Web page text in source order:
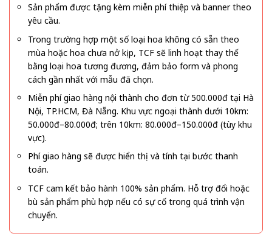
Sản phẩm được tặng kèm miễn phí thiệp và banner theo
yêu cầu.
Trong trường hợp một số loại hoa không có sẵn theo
mùa hoặc hoa chưa nở kịp, TCF sẽ linh hoạt thay thế
bằng loại hoa tương đương, đảm bảo form và phong
cách gần nhất với mẫu đã chọn.
Miễn phí giao hàng nội thành cho đơn từ 500.000đ tại Hà
Nội, TP.HCM, Đà Nẵng. Khu vực ngoại thành dưới 10km:
50.000đ–80.000đ; trên 10km: 80.000đ–150.000đ (tùy khu
vực).
Phí giao hàng sẽ được hiển thị và tính tại bước thanh
toán.
TCF cam kết bảo hành 100% sản phẩm. Hỗ trợ đổi hoặc
bù sản phẩm phù hợp nếu có sự cố trong quá trình vận
chuyển.